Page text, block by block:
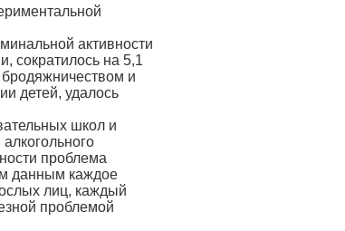
активности
сократилось на 5,1
и
детей, удалось
школ и
проблема
данным каждое
лиц, каждый
проблемой